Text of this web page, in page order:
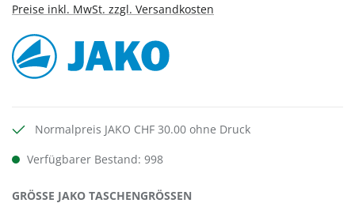
Preise inkl. MwSt. zzgl. Versandkosten
Normalpreis JAKO CHF 30.00 ohne Druck
Verfügbarer Bestand: 998
GRÖSSE JAKO TASCHENGRÖSSEN